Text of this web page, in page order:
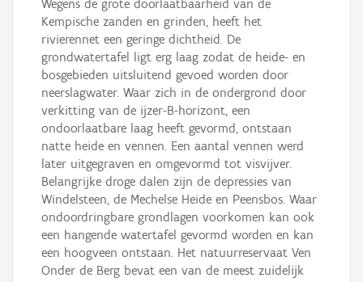
Wegens de grote doorlaatbaarheid van de
Kempische zanden en grinden, heeft het
rivierennet een geringe dichtheid. De
grondwatertafel ligt erg laag zodat de heide- en
bosgebieden uitsluitend gevoed worden door
neerslagwater. Waar zich in de ondergrond door
verkitting van de ijzer-B-horizont, een
ondoorlaatbare laag heeft gevormd, ontstaan
natte heide en vennen. Een aantal vennen werd
later uitgegraven en omgevormd tot visvijver.
Belangrijke droge dalen zijn de depressies van
Windelsteen, de Mechelse Heide en Peensbos. Waar
ondoordringbare grondlagen voorkomen kan ook
een hangende watertafel gevormd worden en kan
een hoogveen ontstaan. Het natuurreservaat Ven
Onder de Berg bevat een van de meest zuidelijk